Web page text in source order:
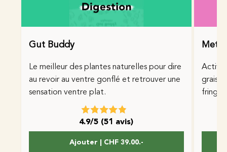
Gut Buddy
Le meilleur des plantes naturelles pour dire
au revoir au ventre gonflé et retrouver une
sensation ventre plat.
4.9/5 (51 avis)
Ajouter | CHF 39.00.-
Active